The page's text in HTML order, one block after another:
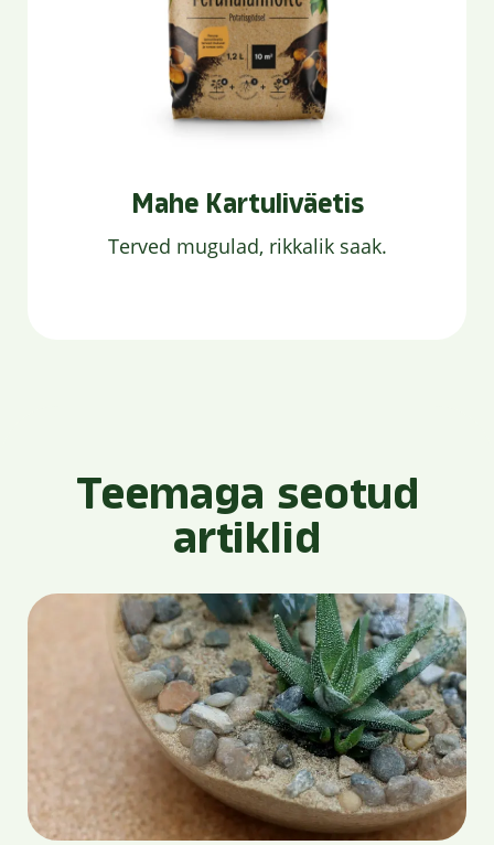
Mahe Kartuliväetis
Terved mugulad, rikkalik saak.
Teemaga seotud
artiklid